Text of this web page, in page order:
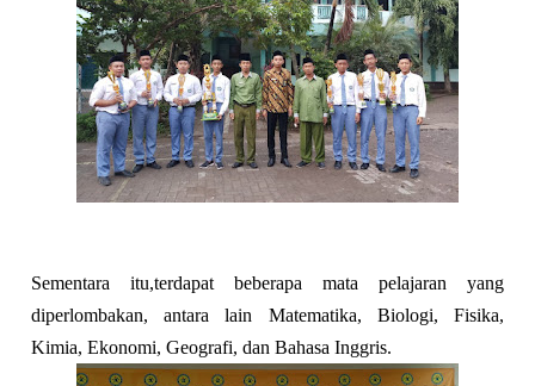
Sementara itu,terdapat beberapa mata pelajaran yang
diperlombakan, antara lain Matematika, Biologi, Fisika,
Kimia, Ekonomi, Geografi, dan Bahasa Inggris.